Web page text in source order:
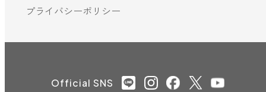
プライバシーポリシー
Official SNS